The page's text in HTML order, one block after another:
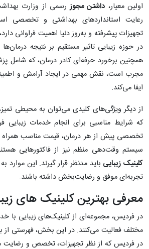
اولین معیار، داشتن مجوز رسمی از وزارت
رعایت استانداردهای بهداشتی و تخصصی
تجهیزات پیشرفته و به‌روز دنیا اهمیت فراوانی
در حوزه زیبایی تاثیر مستقیم بر نتیجه
همچنین برخورد حرفه‌ای کادر درمان، که
مجرب است، نقش مهمی در ایجاد آرامش و
ایفا می‌کند.
از دیگر ویژگی‌های کلیدی می‌توان به محیطی تمیز،
که شرایط مناسبی برای انجام خدمات زیبایی
تخصصی پیش از هر درمان، قیمت مناسب همراه
سیستم وقت‌دهی منظم نیز از فاکتورهایی
کلینیک زیبایی باید مدنظر قرار گیرند. این
تجربه‌ای موفق و رضایت‌بخش داشته باشند.
معرفی بهترین کلینیک های
در فردیس، مجموعه‌ای از کلینیک‌های زیبایی با
مختلف فعالیت می‌کنند. در این بخش، فهرستی از
در فردیس که از نظر تجهیزات، تخصص و رضایت